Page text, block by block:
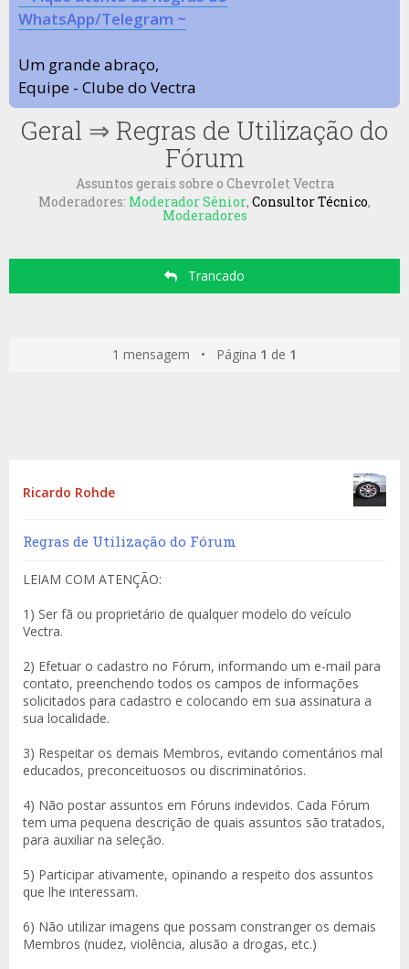
WhatsApp/Telegram ~
Um grande abraço,
Equipe - Clube do Vectra
Geral ⇒ Regras de Utilização do
Fórum
Assuntos gerais sobre o Chevrolet Vectra
Moderadores: Moderador Sênior, Consultor Técnico,
Moderadores
Trancado
1 mensagem • Página 1 de 1
Ricardo Rohde
Regras de Utilização do Fórum
LEIAM COM ATENÇÃO:
1) Ser fã ou proprietário de qualquer modelo do veículo
Vectra.
2) Efetuar o cadastro no Fórum, informando um e-mail para
contato, preenchendo todos os campos de informações
solicitados para cadastro e colocando em sua assinatura a
sua localidade.
3) Respeitar os demais Membros, evitando comentários mal
educados, preconceituosos ou discriminatórios.
4) Não postar assuntos em Fóruns indevidos. Cada Fórum
tem uma pequena descrição de quais assuntos são tratados,
para auxiliar na seleção.
5) Participar ativamente, opinando a respeito dos assuntos
que lhe interessam.
6) Não utilizar imagens que possam constranger os demais
Membros (nudez, violência, alusão a drogas, etc.)